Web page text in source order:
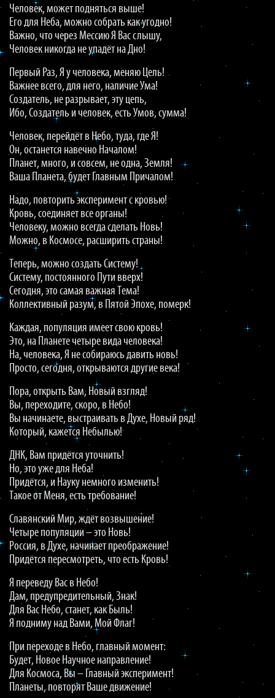
Человек, может подняться выше!
Его для Неба, можно собрать как угодно!
Важно, что через Мессию Я Вас слышу,
Человек никогда не упадёт на Дно!
Первый Раз, Я у человека, меняю Цель!
Важнее всего, для него, наличие Ума!
Создатель, не разрывает, эту цепь,
Ибо, Создатель и человек, есть Умов, сумма!
Человек, перейдёт в Небо, туда, где Я!
Он, останется навечно Началом!
Планет, много, и совсем, не одна, Земля!
Ваша Планета, будет Главным Причалом!
Надо, повторить эксперимент с кровью!
Кровь, соединяет все органы!
Человеку, можно всегда сделать Новь!
Можно, в Космосе, расширить страны!
Теперь, можно создать Систему!
Систему, постоянного Пути вверх!
Сегодня, это самая важная Тема!
Коллективный разум, в Пятой Эпохе, померк!
Каждая, популяция имеет свою кровь!
Это, на Планете четыре вида человека!
На, человека, Я не собираюсь давить новь!
Просто, сегодня, открываются другие века!
Пора, открыть Вам, Новый взгляд!
Вы, переходите, скоро, в Небо!
Вы начинаете, выстраивать в Духе, Новый ряд!
Который, кажется Небылью!
ДНК, Вам придётся уточнить!
Но, это уже для Неба!
Придётся, и Науку немного изменить!
Такое от Меня, есть требование!
Славянский Мир, ждёт возвышение!
Четыре популяции – это Новь!
Россия, в Духе, начинает преображение!
Придётся пересмотреть, что есть Кровь!
Я переведу Вас в Небо!
Дам, предупредительный, Знак!
Для Вас Небо, станет, как Быль!
Я подниму над Вами, Мой Флаг!
При переходе в Небо, главный момент:
Будет, Новое Научное направление!
Для Космоса, Вы – Главный эксперимент!
Планеты, повторят Ваше движение!